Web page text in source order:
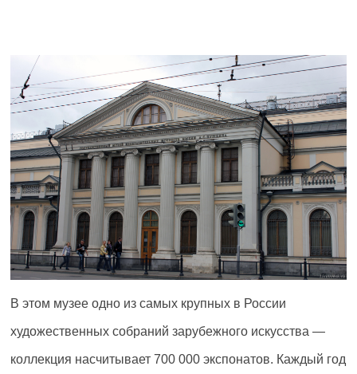
В этом музее одно из самых крупных в России
художественных собраний зарубежного искусства —
коллекция насчитывает 700 000 экспонатов. Каждый год